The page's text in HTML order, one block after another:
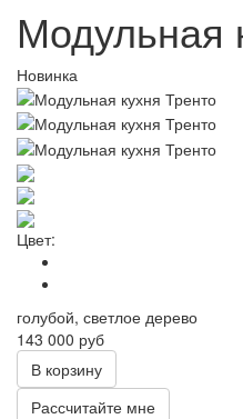
Модульная
Новинка
Цвет:
голубой, светлое дерево
143 000 руб
В корзину
Рассчитайте мне